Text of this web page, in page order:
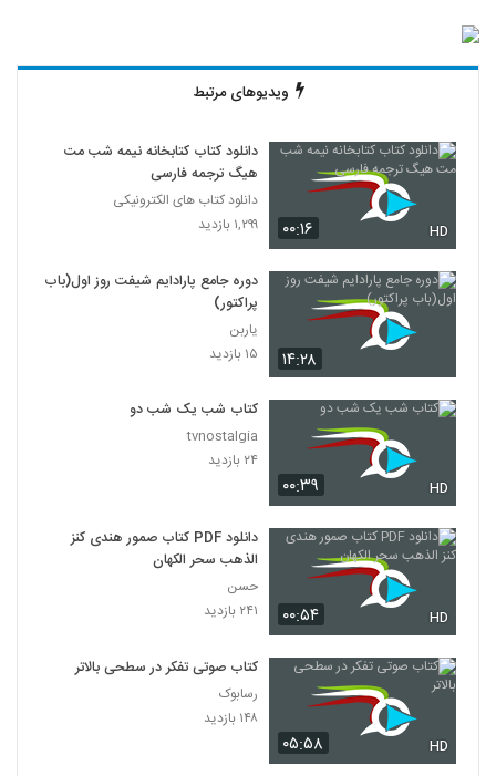
ویدیوهای مرتبط
۰۰:۱۶ HD
دانلود کتاب کتابخانه نیمه شب مت
هیگ ترجمه فارسی
دانلود کتاب های الکترونیکی
۱,۲۹۹ بازدید
۱۴:۲۸
دوره جامع پارادایم شیفت روز اول(باب
پراکتور)
یاربن
۱۵ بازدید
۰۰:۳۹ HD
کتاب شب یک شب دو
tvnostalgia
۲۴ بازدید
۰۰:۵۴ HD
دانلود PDF کتاب صمور هندی کنز
الذهب سحر الکهان
حسن
۲۴۱ بازدید
۰۵:۵۸ HD
کتاب صوتی تفکر در سطحی بالاتر
رسابوک
۱۴۸ بازدید